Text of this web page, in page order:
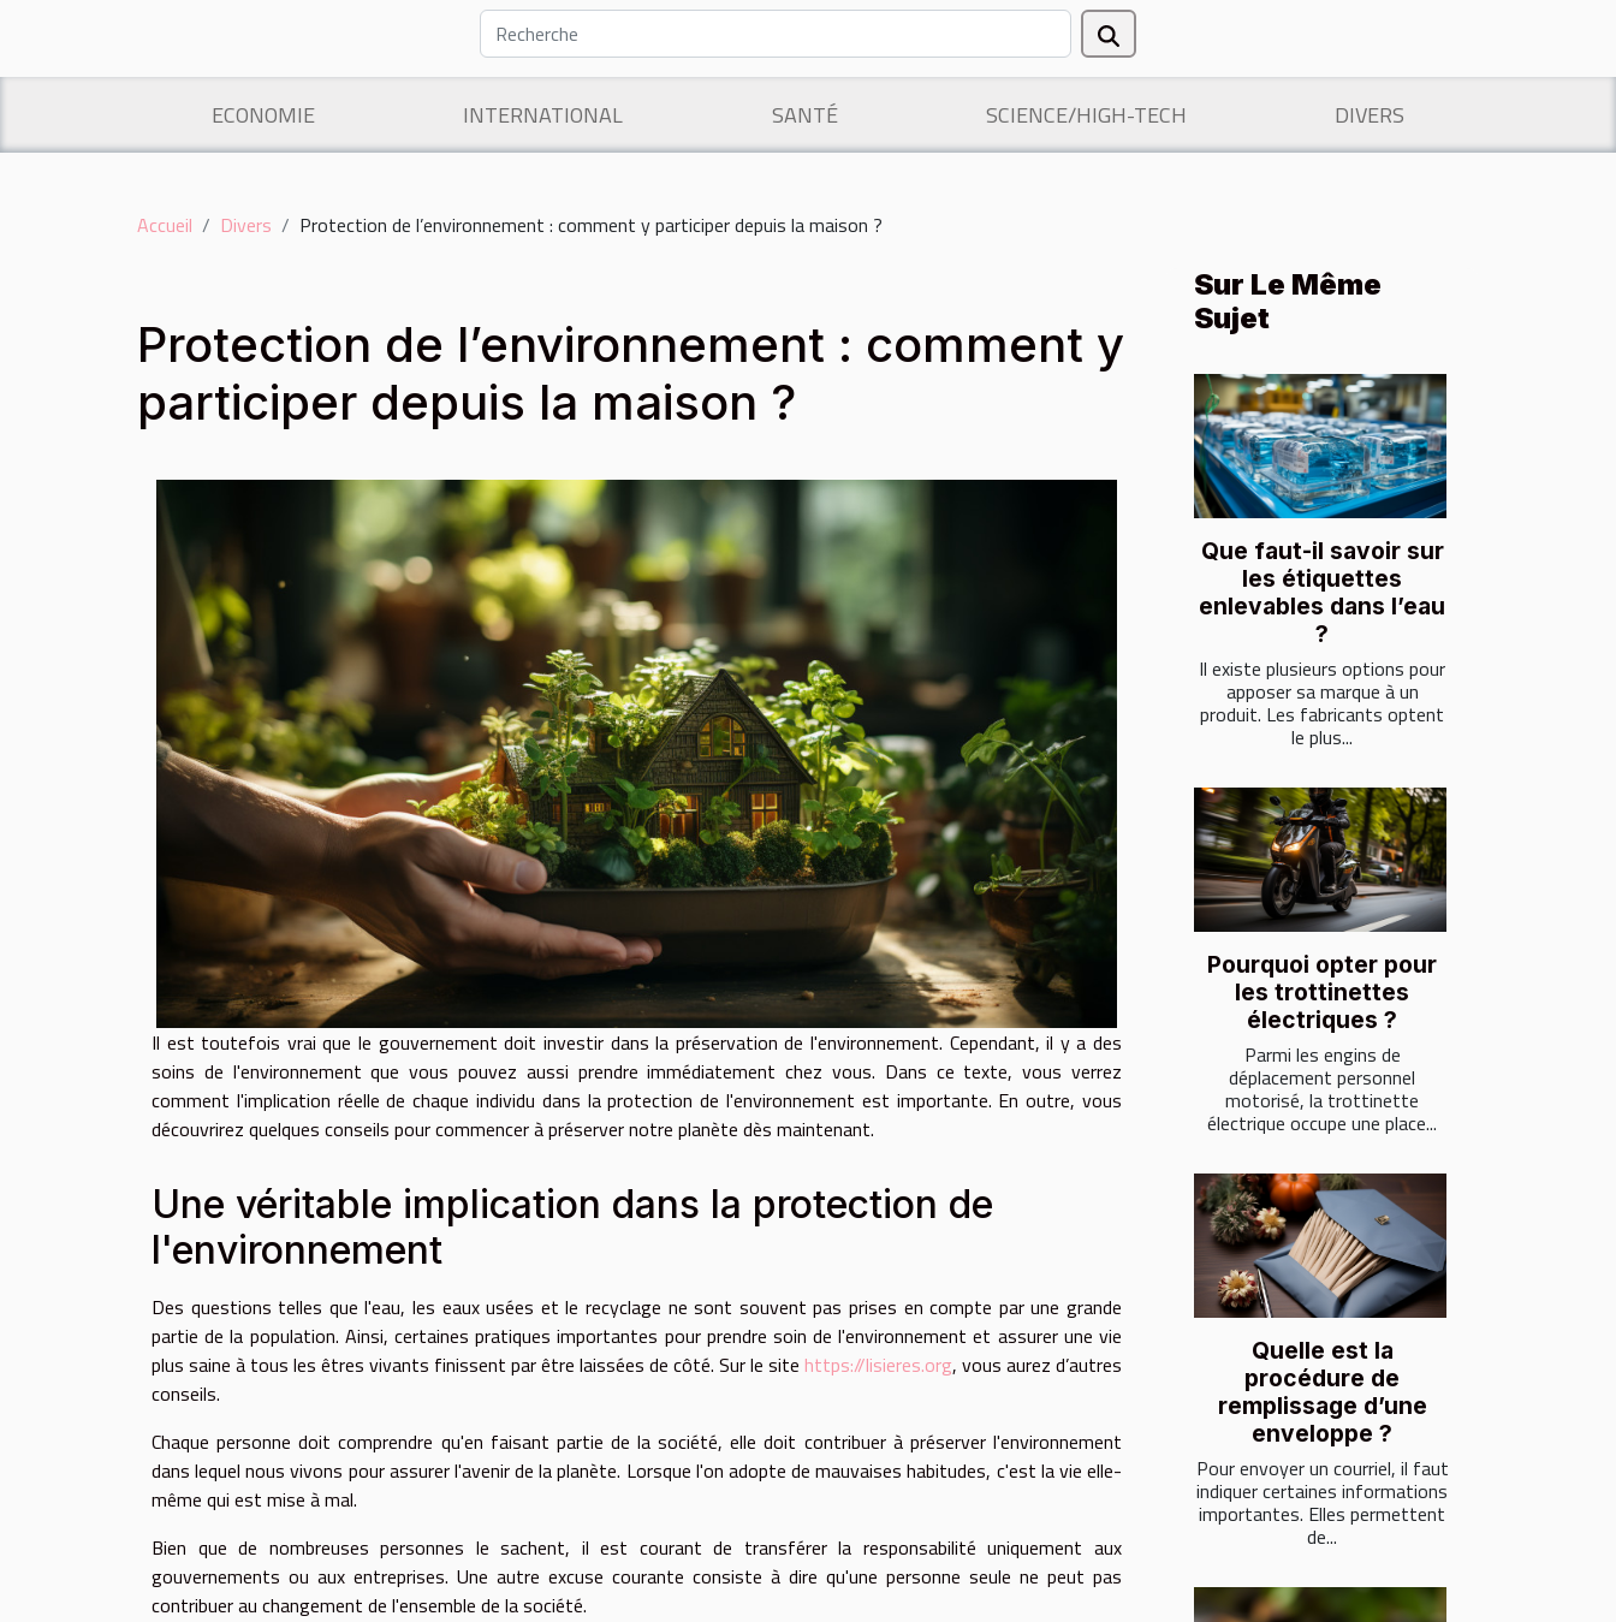
ECONOMIE INTERNATIONAL SANTÉ SCIENCE/HIGH-TECH DIVERS
Accueil Divers Protection de l’environnement : comment y participer depuis la maison ?
Protection de l’environnement : comment y
participer depuis la maison ?
Il est toutefois vrai que le gouvernement doit investir dans la préservation de l'environnement. Cependant, il y a des
soins de l'environnement que vous pouvez aussi prendre immédiatement chez vous. Dans ce texte, vous verrez
comment l'implication réelle de chaque individu dans la protection de l'environnement est importante. En outre, vous
découvrirez quelques conseils pour commencer à préserver notre planète dès maintenant.
Une véritable implication dans la protection de
l'environnement
Des questions telles que l'eau, les eaux usées et le recyclage ne sont souvent pas prises en compte par une grande
partie de la population. Ainsi, certaines pratiques importantes pour prendre soin de l'environnement et assurer une vie
plus saine à tous les êtres vivants finissent par être laissées de côté. Sur le site https://lisieres.org, vous aurez d’autres
conseils.
Chaque personne doit comprendre qu'en faisant partie de la société, elle doit contribuer à préserver l'environnement
dans lequel nous vivons pour assurer l'avenir de la planète. Lorsque l'on adopte de mauvaises habitudes, c'est la vie elle-
même qui est mise à mal.
Bien que de nombreuses personnes le sachent, il est courant de transférer la responsabilité uniquement aux
gouvernements ou aux entreprises. Une autre excuse courante consiste à dire qu'une personne seule ne peut pas
contribuer au changement de l'ensemble de la société.
Sur Le Même
Sujet
Que faut-il savoir sur
les étiquettes
enlevables dans l’eau
?
Il existe plusieurs options pour
apposer sa marque à un
produit. Les fabricants optent
le plus...
Pourquoi opter pour
les trottinettes
électriques ?
Parmi les engins de
déplacement personnel
motorisé, la trottinette
électrique occupe une place...
Quelle est la
procédure de
remplissage d’une
enveloppe ?
Pour envoyer un courriel, il faut
indiquer certaines informations
importantes. Elles permettent
de...